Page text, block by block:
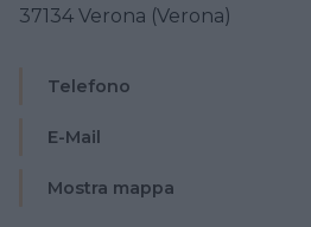
37134 Verona (Verona)
Telefono
E-Mail
Mostra mappa